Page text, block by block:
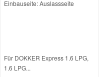
Einbauseite: Auslassseite
Für DOKKER Express 1.6 LPG,
1.6 LPG...